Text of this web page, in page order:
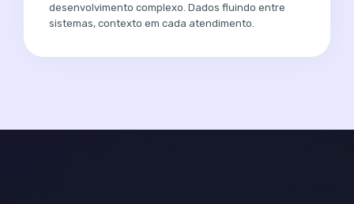
desenvolvimento complexo. Dados fluindo entre
sistemas, contexto em cada atendimento.